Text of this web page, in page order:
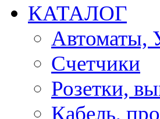
КАТАЛОГ
Автоматы,
Счетчики
Розетки,
Кабель,